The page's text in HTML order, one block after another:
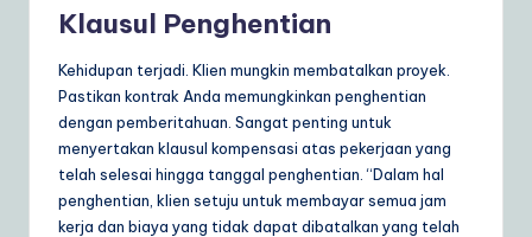
Klausul Penghentian
Kehidupan terjadi. Klien mungkin membatalkan proyek.
Pastikan kontrak Anda memungkinkan penghentian
dengan pemberitahuan. Sangat penting untuk
menyertakan klausul kompensasi atas pekerjaan yang
telah selesai hingga tanggal penghentian. “Dalam hal
penghentian, klien setuju untuk membayar semua jam
kerja dan biaya yang tidak dapat dibatalkan yang telah